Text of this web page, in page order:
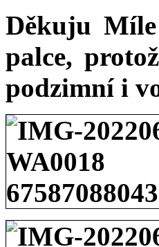
Děkuju
palce,
podzimní i